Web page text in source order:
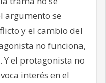
argumento se
y el cambio del
no funciona,
Y el protagonista no
interés en el